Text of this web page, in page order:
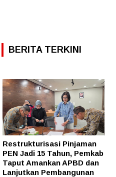
BERITA TERKINI
Restrukturisasi Pinjaman
PEN Jadi 15 Tahun, Pemkab
Taput Amankan APBD dan
Lanjutkan Pembangunan